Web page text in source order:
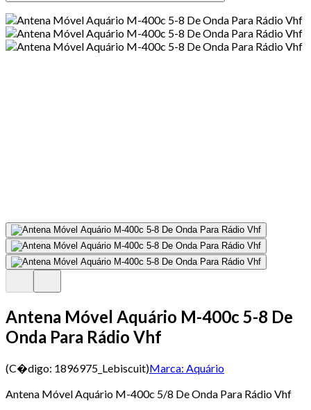
Antena Móvel Aquário M-400c 5-8 De
Onda Para Rádio Vhf
(C�digo: 1896975_Lebiscuit)Marca: Aquário
Antena Móvel Aquário M-400c 5/8 De Onda Para Rádio Vhf